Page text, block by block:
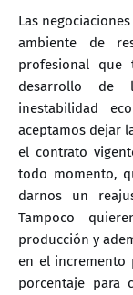
Las
ambiente de
profesional
desarrollo de
inestabilidad
aceptamos dejar
el contrato
todo momento,
darnos un
Tampoco
producción y
en el incremento
porcentaje para